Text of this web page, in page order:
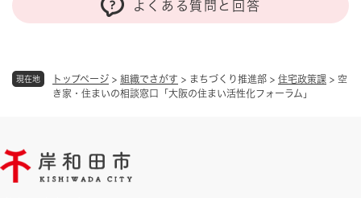
現在地 トップページ > 組織でさがす > まちづくり推進部 > 住宅政策課 > 空
き家・住まいの相談窓口「大阪の住まい活性化フォーラム」
よくある質問と回答